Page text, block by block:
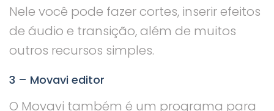
Nele você pode fazer cortes, inserir efeitos
de áudio e transição, além de muitos
outros recursos simples.
3 – Movavi editor
O Movavi também é um programa para